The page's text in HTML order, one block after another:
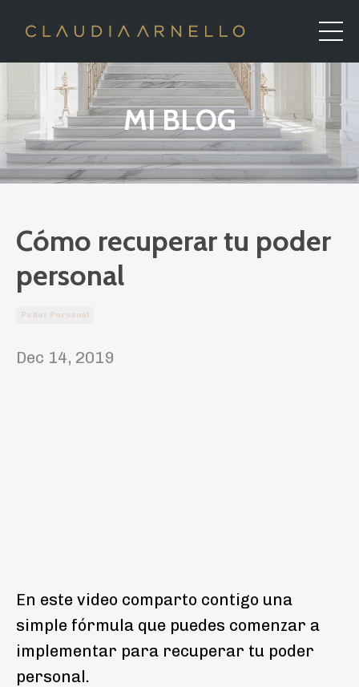
MI BLOG
Cómo recuperar tu poder
personal
Poder Personal
Dec 14, 2019
En este video comparto contigo una
simple fórmula que puedes comenzar a
implementar para recuperar tu poder
personal.